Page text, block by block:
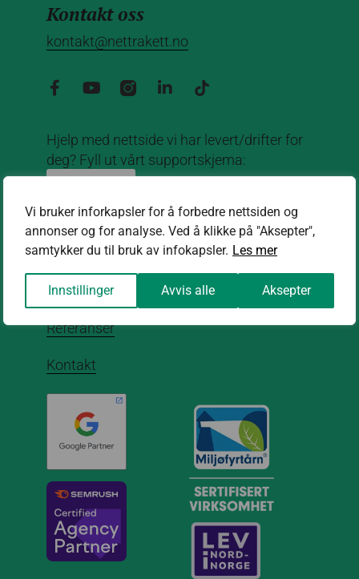
Vi bruker inforkapsler for å forbedre nettsiden og
annonser og for analyse. Ved å klikke på "Aksepter",
samtykker du til bruk av infokapsler. Les mer
Innstillinger Avvis alle Aksepter
Kontakt oss
kontakt@nettrakett.no
Hjelp med nettside vi har levert/drifter for
deg? Fyll ut vårt supportskjema:
Om oss
Om oss
Aktuelt
Referanser
Kontakt